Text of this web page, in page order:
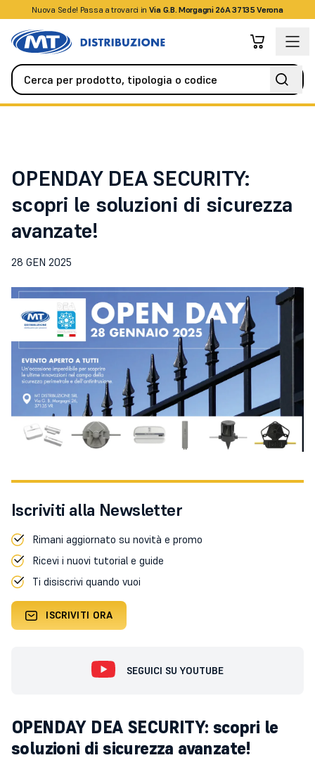
Nuova Sede! Passa a trovarci in Via G.B. Morgagni 26A 37135 Verona
+39045509826
OPENDAY DEA SECURITY:
scopri le soluzioni di sicurezza
avanzate!
28 GEN 2025
OPENDAY DEA SECURITY: scopri le
soluzioni di sicurezza avanzate!
Iscriviti alla Newsletter
Rimani aggiornato su novità e promo
Ricevi i nuovi tutorial e guide
Ti disiscrivi quando vuoi
ISCRIVITI ORA
SEGUICI SU YOUTUBE